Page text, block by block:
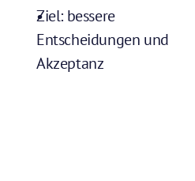
Ziel: bessere
Entscheidungen und
Akzeptanz